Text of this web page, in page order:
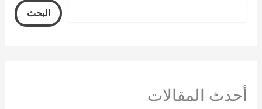
البحث
أحدث المقالات